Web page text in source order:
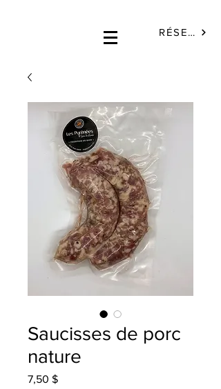
RÉSERVÉ
Saucisses de porc
nature
7,50 $Prix